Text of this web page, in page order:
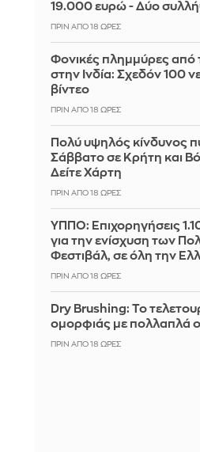
19.000 ευρώ - Δύο
ΠΡΙΝ ΑΠΌ 18 ΏΡΕΣ
Φονικές πλημμύρες από
στην Ινδία: Σχεδόν 100
βίντεο
ΠΡΙΝ ΑΠΌ 18 ΏΡΕΣ
Πολύ υψηλός κίνδυνος
Σάββατο σε Κρήτη και
Δείτε Χάρτη
ΠΡΙΝ ΑΠΌ 18 ΏΡΕΣ
ΥΠΠΟ: Επιχορηγήσεις
για την ενίσχυση των
Φεστιβάλ, σε όλη την
ΠΡΙΝ ΑΠΌ 18 ΏΡΕΣ
Dry Brushing: Το
ομορφιάς με πολλαπλά
ΠΡΙΝ ΑΠΌ 18 ΏΡΕΣ